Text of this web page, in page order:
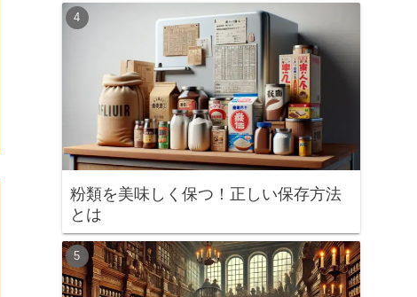
粉類を美味しく保つ！正しい保存方法
とは